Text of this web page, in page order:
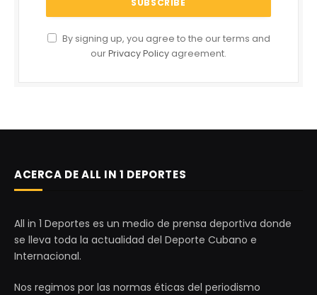
By signing up, you agree to the our terms and
ourPrivacy Policy agreement.
ACERCA DE ALL IN 1 DEPORTES
All in 1 Deportes es un medio de prensa deportiva donde
se lleva toda la actualidad del Deporte Cubano e
Internacional.
Nos regimos por las normas éticas del periodismo